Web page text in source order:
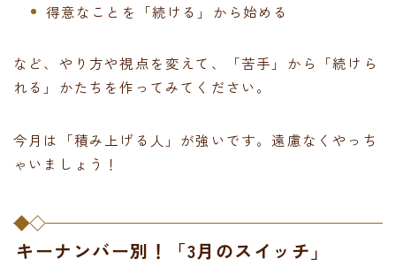
得意なことを「続ける」から始める
など、やり方や視点を変えて、「苦手」から「続けら
れる」かたちを作ってみてください。
今月は「積み上げる人」が強いです。遠慮なくやっち
ゃいましょう！
キーナンバー別！「3月のスイッチ」